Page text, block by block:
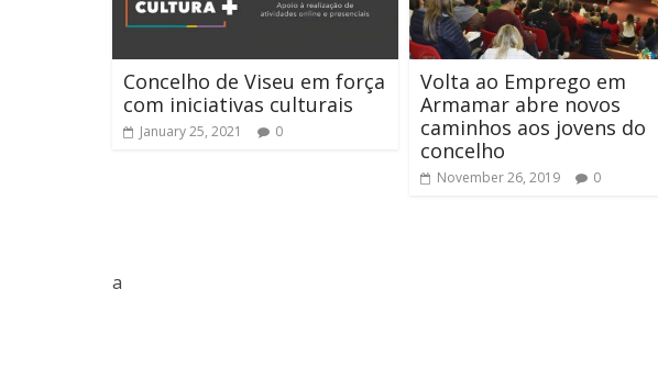
Concelho de Viseu em força
com iniciativas culturais
January 25, 2021 0
Volta ao Emprego em
Armamar abre novos
caminhos aos jovens do
concelho
November 26, 2019 0
a